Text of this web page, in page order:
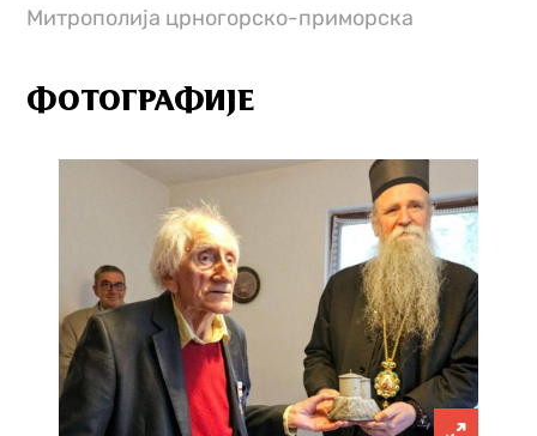
Митрополиja црногорско-приморскa
ФОТОГРАФИЈЕ